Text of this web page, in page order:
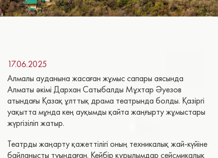
17.06.2025
Алмалы ауданына жасаған жұмыс сапары аясында
Алматы әкімі Дархан Сатыбалды Мұхтар Әуезов
атындағы Қазақ ұлттық драма театрында болды. Қазіргі
уақытта мұнда кең ауқымды қайта жаңғырту жұмыстары
жүргізіліп жатыр.
Театрды жаңарту қажеттілігі оның техникалық жай-күйіне
байланысты туындаған. Кейбір құрылымдар сейсмикалық